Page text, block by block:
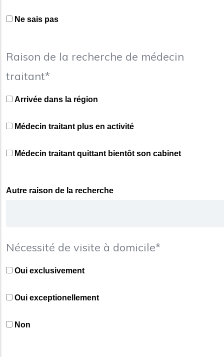
Ne sais pas
Raison de la recherche de médecin
traitant*
Arrivée dans la région
Médecin traitant plus en activité
Médecin traitant quittant bientôt son cabinet
Autre raison de la recherche
Nécessité de visite à domicile*
Oui exclusivement
Oui exceptionellement
Non